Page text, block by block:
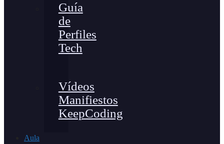
Guía
de
Perfiles
Tech
Vídeos
Manifiestos
KeepCoding
Aula